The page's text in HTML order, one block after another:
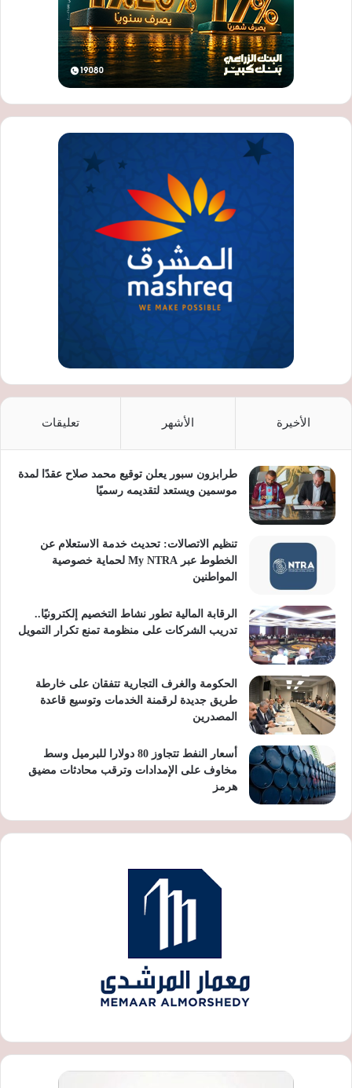
الأخيرة الأشهر تعليقات
طرابزون سبور يعلن توقيع محمد صلاح عقدًا لمدة
موسمين ويستعد لتقديمه رسميًا
تنظيم الاتصالات: تحديث خدمة الاستعلام عن
الخطوط عبر My NTRA لحماية خصوصية
المواطنين
الرقابة المالية تطور نشاط التخصيم إلكترونيًا..
تدريب الشركات على منظومة تمنع تكرار التمويل
الحكومة والغرف التجارية تتفقان على خارطة
طريق جديدة لرقمنة الخدمات وتوسيع قاعدة
المصدرين
أسعار النفط تتجاوز 80 دولارا للبرميل وسط
مخاوف على الإمدادات وترقب محادثات مضيق
هرمز